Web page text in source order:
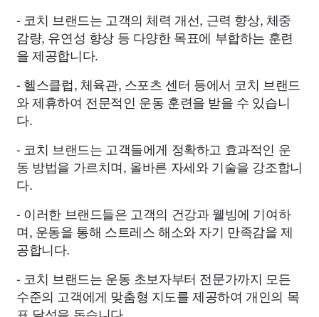
- 코치 브랜드는 고객의 체력 개선, 근력 향상, 체중
감량, 유연성 향상 등 다양한 목표에 부합하는 훈련
을 제공합니다.
- 헬스클럽, 체육관, 스포츠 센터 등에서 코치 브랜드
와 제휴하여 전문적인 운동 훈련을 받을 수 있습니
다.
- 코치 브랜드는 고객들에게 정확하고 효과적인 운
동 방법을 가르치며, 올바른 자세와 기술을 강조합니
다.
- 이러한 브랜드들은 고객의 건강과 웰빙에 기여하
며, 운동을 통해 스트레스 해소와 자기 만족감을 제
공합니다.
- 코치 브랜드는 운동 초보자부터 전문가까지 모든
수준의 고객에게 맞춤형 지도를 제공하여 개인의 목